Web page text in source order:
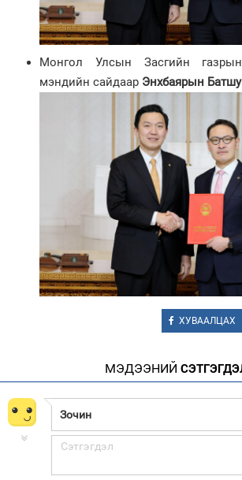
Монгол Улсын Засгийн
мэндийн сайдаар Энхбаярын
ХУВААЛЦАХ
МЭДЭЭНИЙ